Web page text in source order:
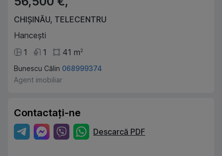
CHIȘINĂU, TELECENTRU
Hancești
1
1 41 m2
Bunescu Călin 068999374
Agent imobiliar
Contactați-ne
Descarcă PDF